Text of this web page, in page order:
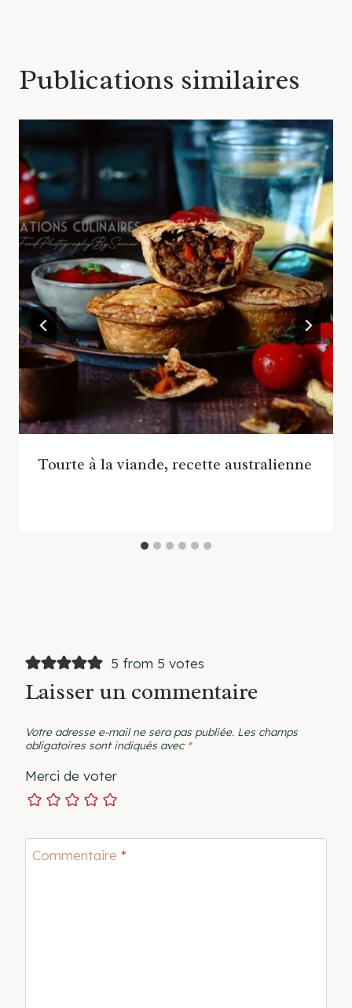
Publications similaires
Tourte à la viande, recette australienne
5 from 5 votes
Laisser un commentaire
Votre adresse e-mail ne sera pas publiée. Les champs
obligatoires sont indiqués avec *
Merci de voter
Commentaire *